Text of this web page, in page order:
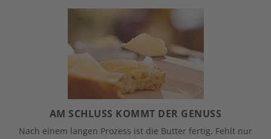
AM SCHLUSS KOMMT DER GENUSS
Nach einem langen Prozess ist die Butter fertig. Fehlt nur